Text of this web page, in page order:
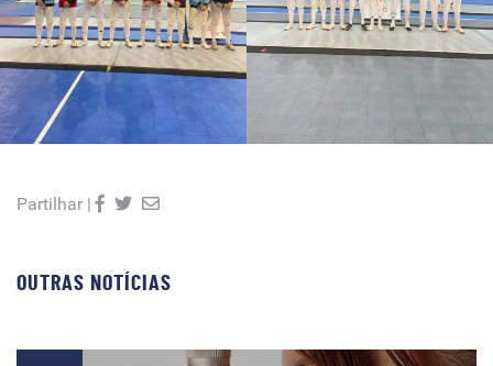
Partilhar |
OUTRAS NOTÍCIAS